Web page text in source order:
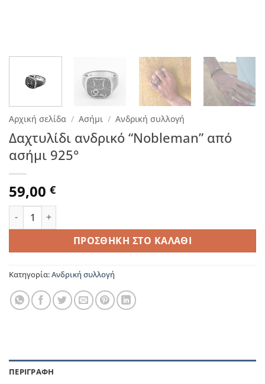
Αρχική σελίδα / Ασήμι / Ανδρική συλλογή
Δαχτυλίδι ανδρικό “Nobleman” από
ασήμι 925°
59,00 €
Δαχτυλίδι ανδρικό “Nobleman” από ασήμι 925° ποσότητα
ΠΡΟΣΘΉΚΗ ΣΤΟ ΚΑΛΆΘΙ
Κατηγορία:Ανδρική συλλογή
ΠΕΡΙΓΡΑΦΉ